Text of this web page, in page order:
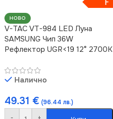
F
НОВО
V-TAC VT-984 LED Луна
SAMSUNG Чип 36W
Рефлектор UGR<19 12° 2700K
Налично
49.31 € (96.44 лв.)